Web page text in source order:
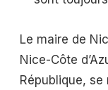
Le maire de
Nice-Côte
République,